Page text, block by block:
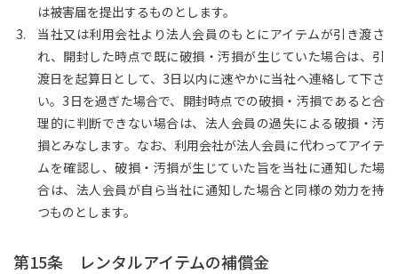
は被害届を提出するものとします。
当社又は利用会社より法人会員のもとにアイテムが引き渡さ
れ、開封した時点で既に破損・汚損が生じていた場合は、引
渡日を起算日として、3日以内に速やかに当社へ連絡して下さ
い。3日を過ぎた場合で、開封時点での破損・汚損であると合
理的に判断できない場合は、法人会員の過失による破損・汚
損とみなします。なお、利用会社が法人会員に代わってアイテ
ムを確認し、破損・汚損が生じていた旨を当社に通知した場
合は、法人会員が自ら当社に通知した場合と同様の効力を持
つものとします。
第15条 レンタルアイテムの補償金